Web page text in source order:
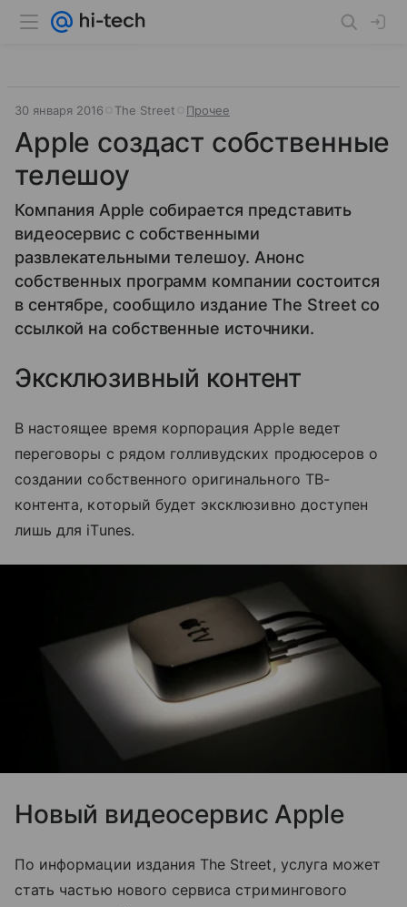
30 января 2016 The Street Прочее
Apple создаст собственные
телешоу
Компания Apple собирается представить
видеосервис с собственными
развлекательными телешоу. Анонс
собственных программ компании состоится
в сентябре, сообщило издание The Street со
ссылкой на собственные источники.
Эксклюзивный контент
В настоящее время корпорация Apple ведет
переговоры с рядом голливудских продюсеров о
создании собственного оригинального ТВ-
контента, который будет эксклюзивно доступен
лишь для iTunes.
Новый видеосервис Apple
По информации издания The Street, услуга может
стать частью нового сервиса стримингового